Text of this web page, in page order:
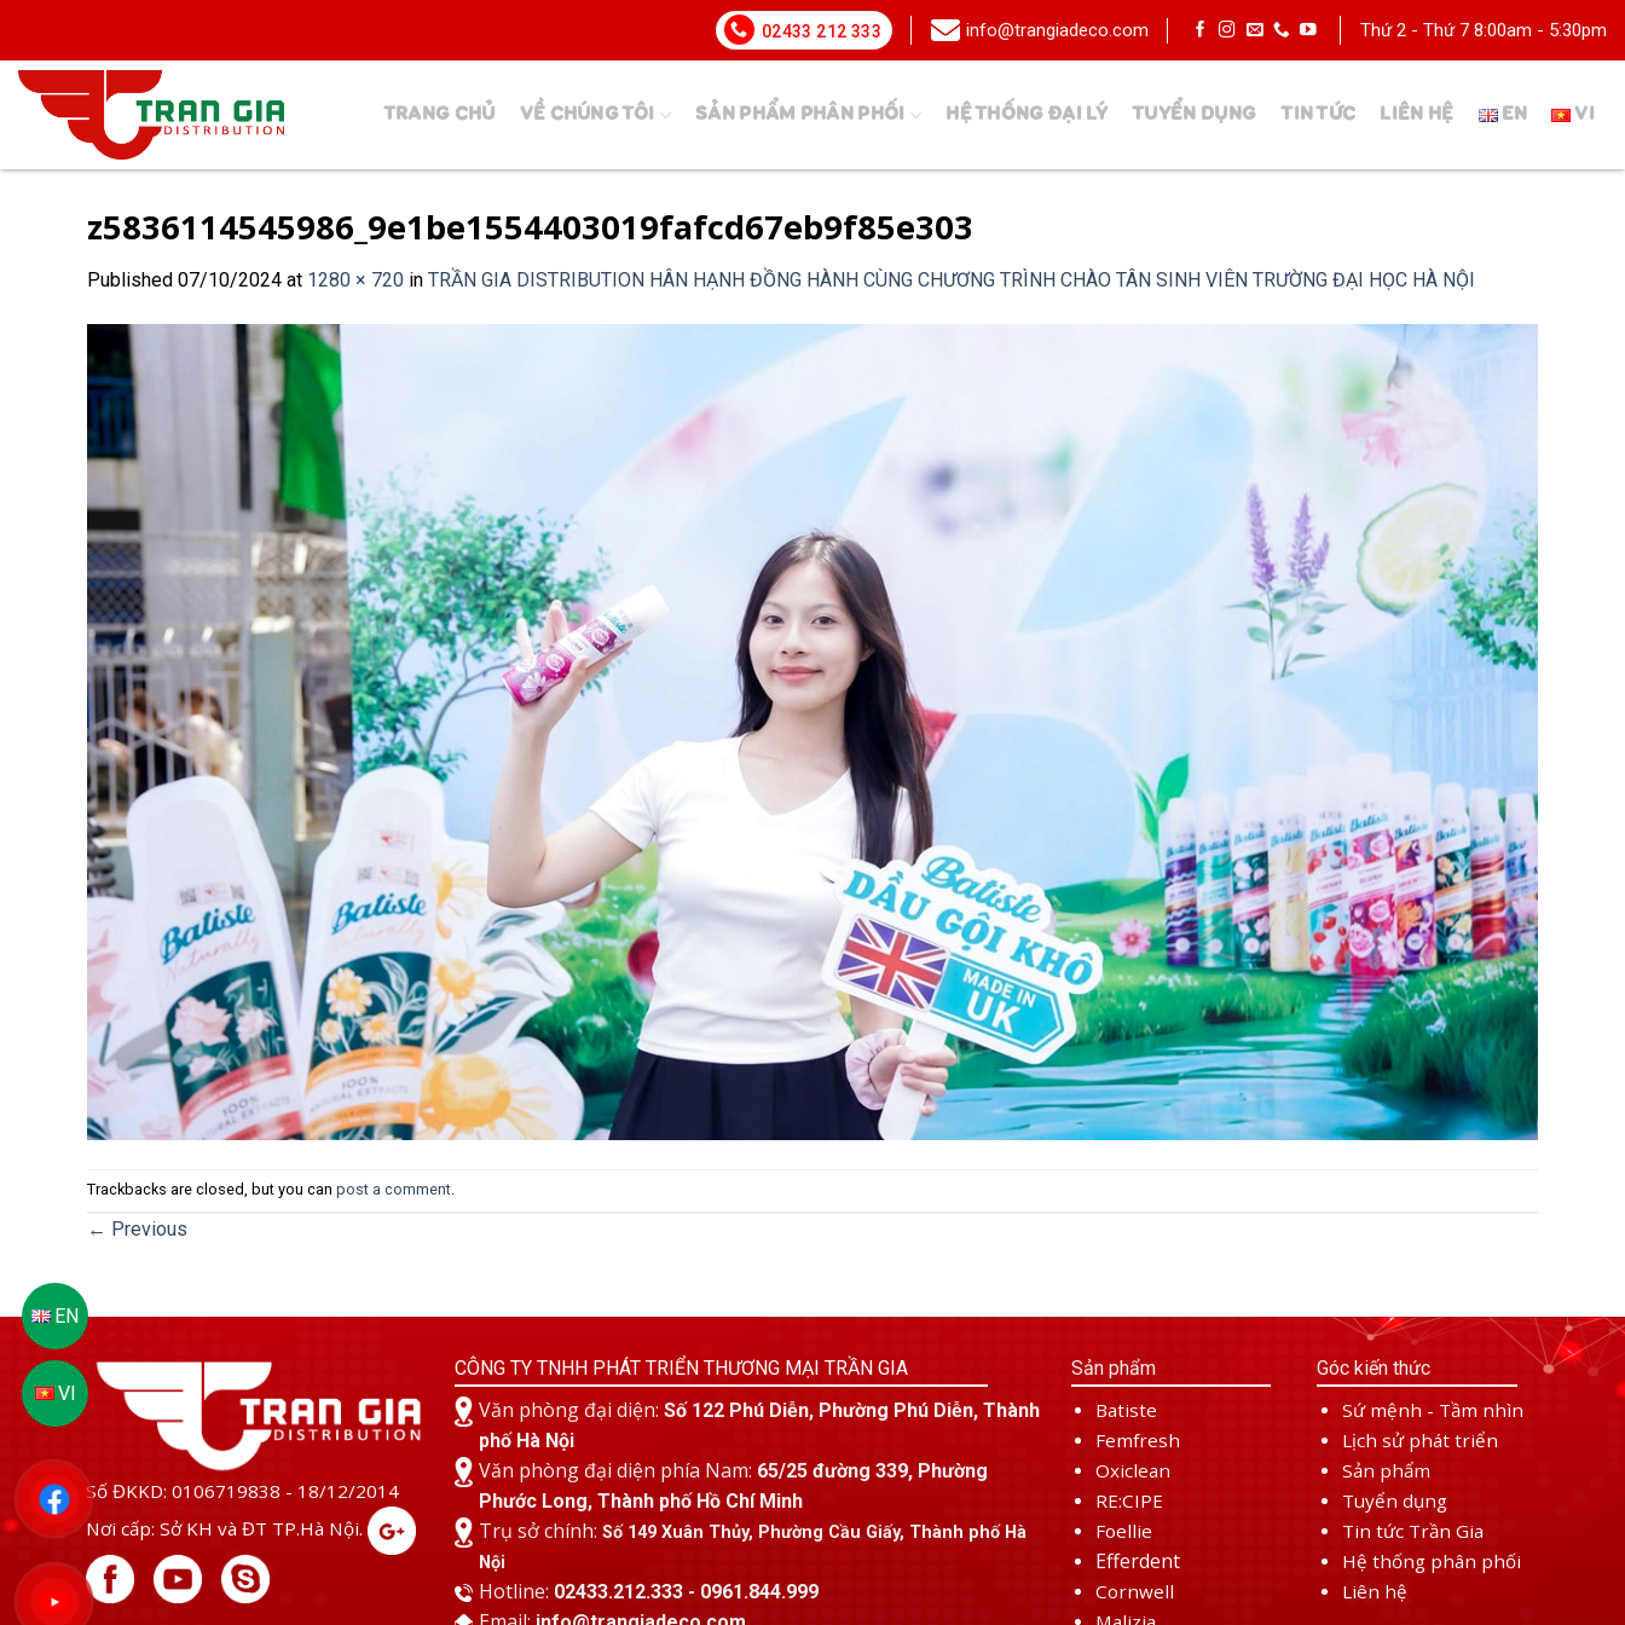
content
02433 212 333 info@trangiadeco.com Thứ 2 - Thứ 7 8:00am - 5:30pm
TRANG CHỦ VỀ CHÚNG TÔI SẢN PHẨM PHÂN PHỐI HỆ THỐNG ĐẠI LÝ TUYỂN DỤNG TIN TỨC LIÊN HỆ
z5836114545986_9e1be1554403019fafcd67eb9f85e303
Published 07/10/2024 at 1280 × 720 in TRẦN GIA DISTRIBUTION HÂN HẠNH ĐỒNG HÀNH CÙNG CHƯƠNG TRÌNH CHÀO TÂN SINH VIÊN TRƯỜNG ĐẠI HỌC HÀ NỘI
Trackbacks are closed, but you can post a comment
← Previous
Số ĐKKD: 0106719838 - 18/12/2014
Nơi cấp: Sở KH và ĐT TP.Hà Nội.
CÔNG TY TNHH PHÁT TRIỂN THƯƠNG MẠI TRẦN GIA
Văn phòng đại diện:Số 122 Phú Diễn, Phường Phú Diễn, Thành
phố Hà Nội
Văn phòng đại diện phía Nam: 65/25 đường 339, Phường
Phước Long, Thành phố Hồ Chí Minh
Trụ sở chính:Số 149 Xuân Thủy, Phường Cầu Giấy, Thành phố Hà
Nội
Hotline: 02433.212.333 - 0961.844.999
Sản phẩm
Batiste
Femfresh
Oxiclean
RE:CIPE
Foellie
Efferdent
Cornwell
Góc kiến thức
Sứ mệnh - Tầm nhìn
Lịch sử phát triển
Sản phẩm
Tuyển dụng
Tin tức Trần Gia
Hệ thống phân phối
Liên hệ